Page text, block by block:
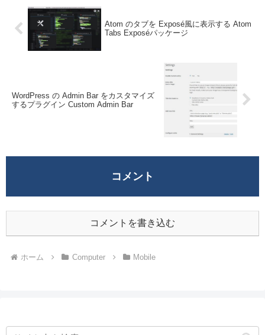
Atom のタブを Exposé風に表示する Atom
Tabs Exposéパッケージ
WordPress の Admin Bar をカスタマイズ
するプラグイン Custom Admin Bar
コメント
コメントを書き込む
ホーム Computer Mobile